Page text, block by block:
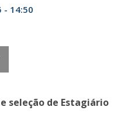
- 14:50
seleção de Estagiário